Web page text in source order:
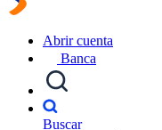
Abrir cuenta
Banca
Buscar